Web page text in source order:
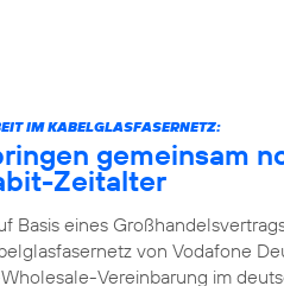
IM KABELGLASFASERNETZ:
gemeinsam
Zeitalter
Basis eines
von Vodafone
Vereinbarung im